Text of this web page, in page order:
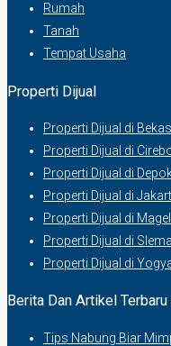
Rumah
Tanah
Tempat Usaha
Properti Dijual
Properti Dijual di
Properti Dijual di
Properti Dijual di
Properti Dijual di
Properti Dijual di
Properti Dijual di
Properti Dijual di
Berita Dan Artikel Terbaru
Tips Nabung Biar